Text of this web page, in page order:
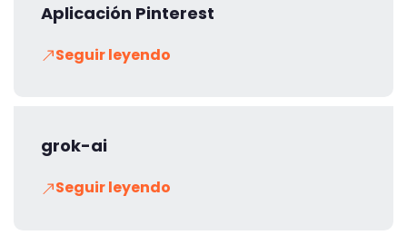
Aplicación Pinterest
Seguir leyendo
grok-ai
Seguir leyendo